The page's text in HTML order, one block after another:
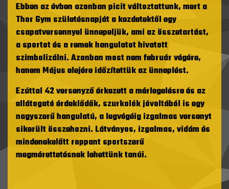
Ebben az évben azonban picit változtattunk, mert a
Thor Gym születésnapját a kezdetektől egy
csapatversennyel ünnepeljük, ami az összetartást,
a sportot és a remek hangulatot hivatott
szimbolizálni. Azonban most nem február végére,
hanem Május elejére időzítettük az ünneplést.
Ezúttal 42 versenyző érkezett a mérlegelésre és az
ellátogató érdeklődők, szurkolók jóvoltából is egy
nagyszerű hangulatú, a legvégéig izgalmas versenyt
sikerült összehozni. Látványos, izgalmas, vidám és
mindenekelőtt roppant sportszerű
megmérettetésnek lehettünk tanúi.